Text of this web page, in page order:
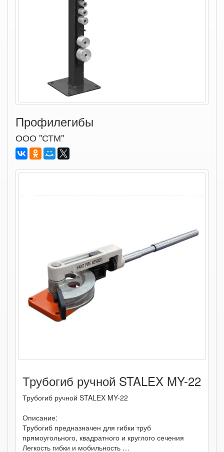
Профилегибы
ООО "СТМ"
Трубогиб ручной STALEX MY-22
Трубогиб ручной STALEX MY-22
Описание:
Трубогиб предназначен для гибки труб
прямоугольного, квадратного и круглого сечения
Легкость гибки и мобильность …